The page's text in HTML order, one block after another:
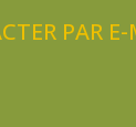
PAR